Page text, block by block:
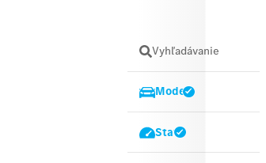
Vyhľadávanie
Model
Stav